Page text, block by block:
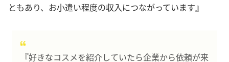
ともあり、お小遣い程度の収入につながっています』
『好きなコスメを紹介していたら企業から依頼が来